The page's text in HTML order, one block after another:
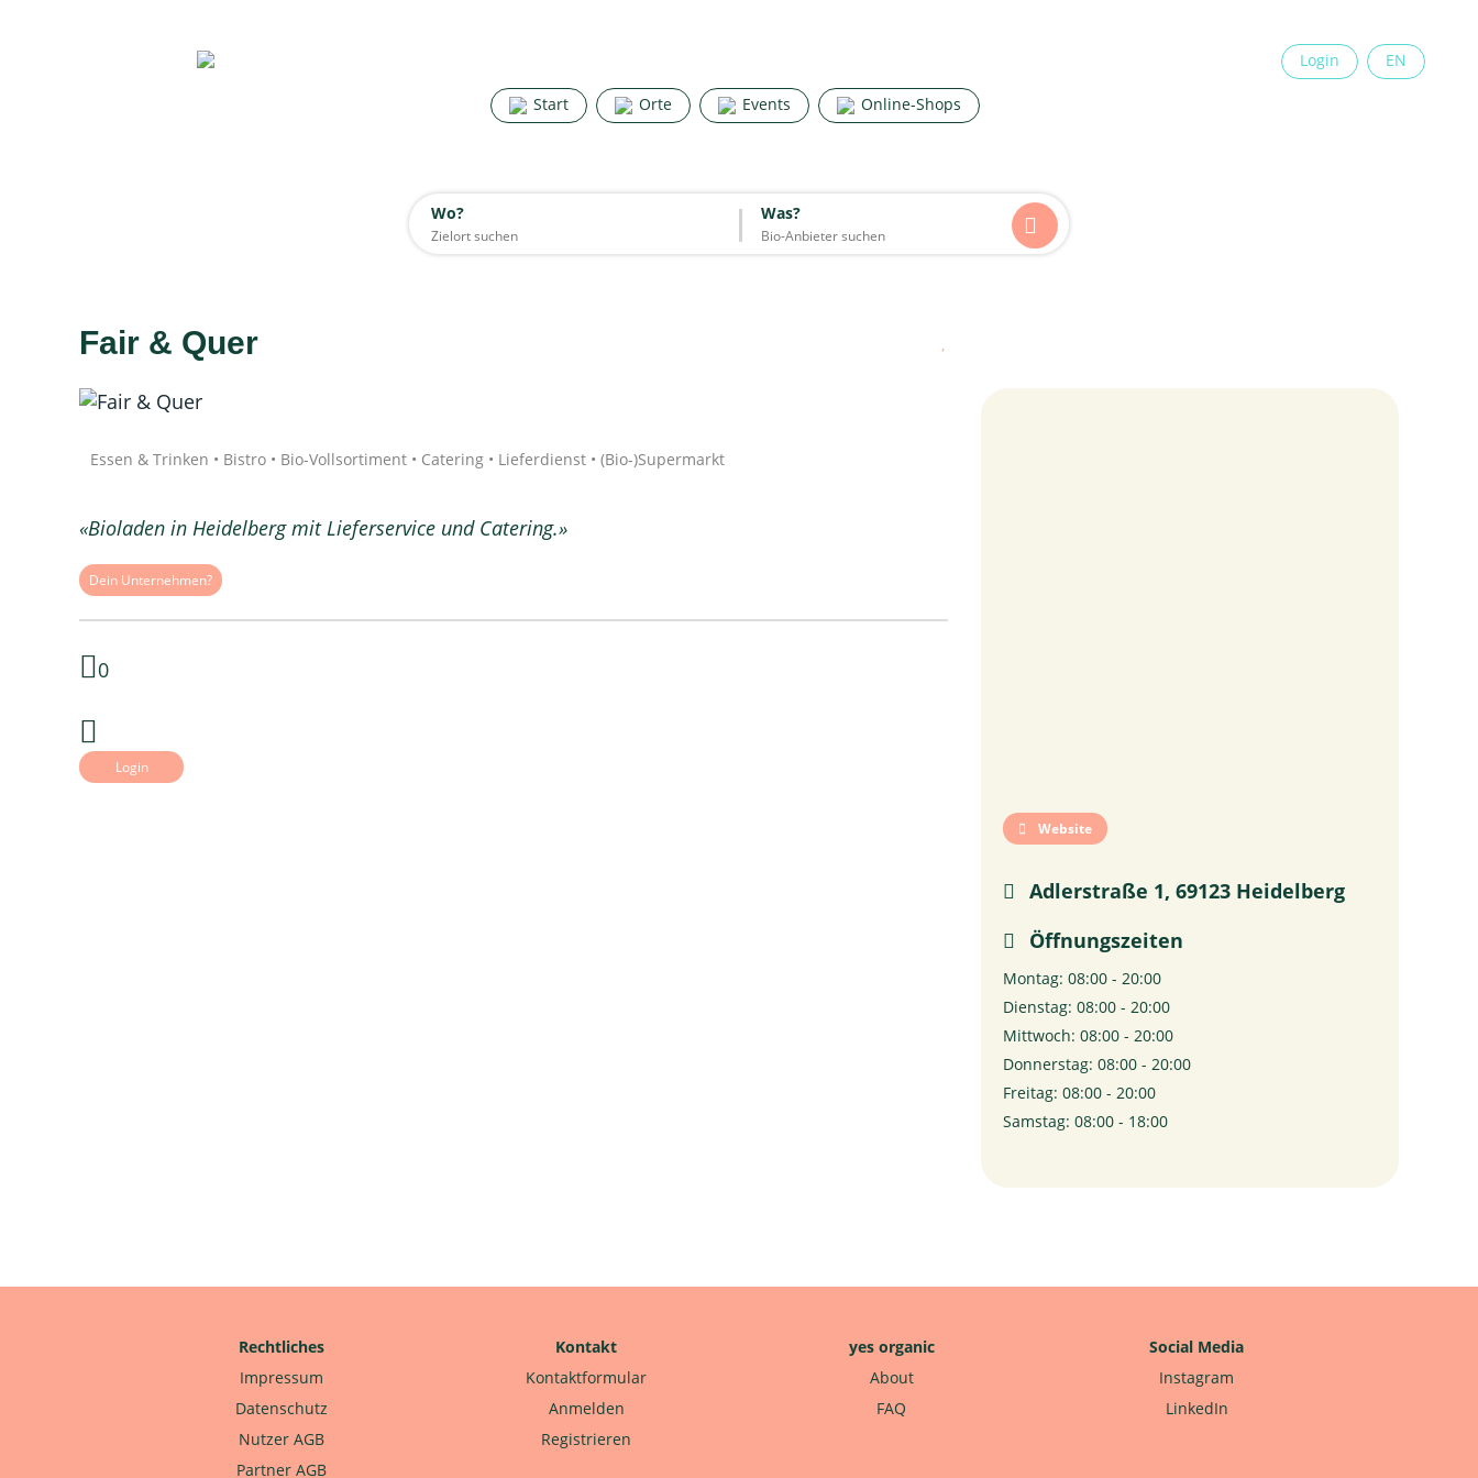
Start Orte Events Online-Shops
Login EN
Wo? Was?
×
Start Orte Events Online-Shops
Wo? Was?
Fair & Quer
Essen & Trinken • Bistro • Bio-Vollsortiment • Catering • Lieferdienst • (Bio-)Supermarkt
«Bioladen in Heidelberg mit Lieferservice und Catering.»
Dein Unternehmen?
0
Login
Website
Adlerstraße 1, 69123 Heidelberg
Öffnungszeiten
Montag: 08:00 - 20:00
Dienstag: 08:00 - 20:00
Mittwoch: 08:00 - 20:00
Donnerstag: 08:00 - 20:00
Freitag: 08:00 - 20:00
Samstag: 08:00 - 18:00
Rechtliches
Impressum
Datenschutz
Nutzer AGB
Partner AGB
Kontakt
Kontaktformular
Anmelden
Registrieren
yes organic
About
FAQ
Social Media
Instagram
LinkedIn